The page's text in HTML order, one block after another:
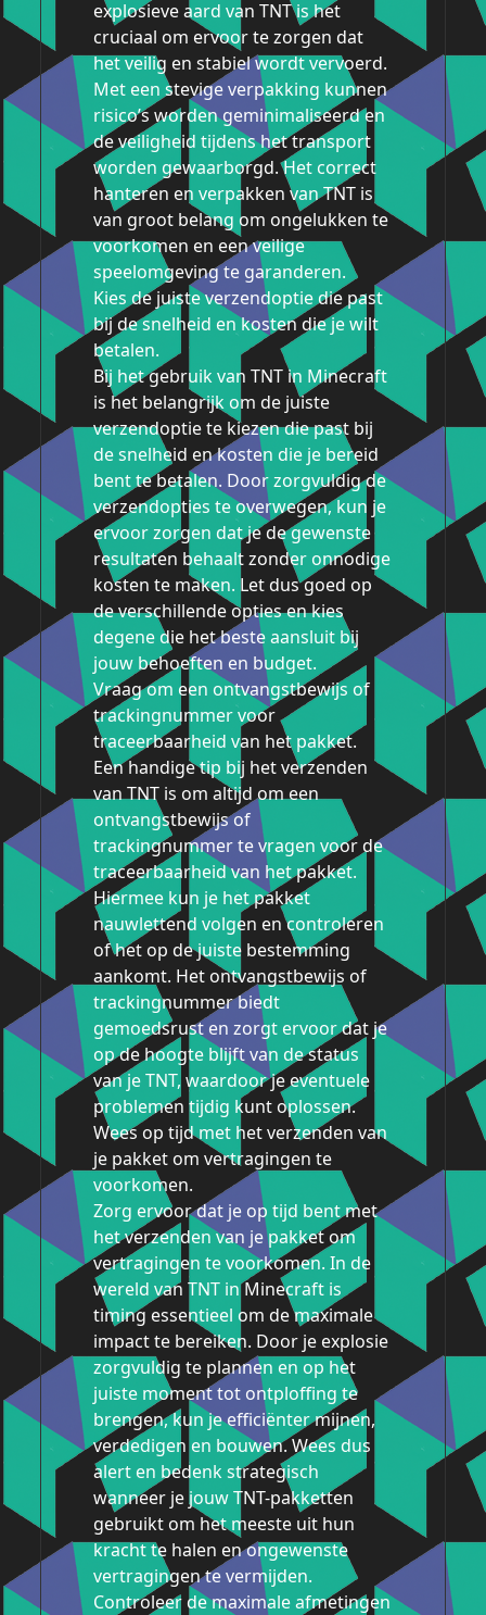
explosieve aard van TNT is het
cruciaal om ervoor te zorgen dat
het veilig en stabiel wordt vervoerd.
Met een stevige verpakking kunnen
risico’s worden geminimaliseerd en
de veiligheid tijdens het transport
worden gewaarborgd. Het correct
hanteren en verpakken van TNT is
van groot belang om ongelukken te
voorkomen en een veilige
speelomgeving te garanderen.
Kies de juiste verzendoptie die past
bij de snelheid en kosten die je wilt
betalen.
Bij het gebruik van TNT in Minecraft
is het belangrijk om de juiste
verzendoptie te kiezen die past bij
de snelheid en kosten die je bereid
bent te betalen. Door zorgvuldig de
verzendopties te overwegen, kun je
ervoor zorgen dat je de gewenste
resultaten behaalt zonder onnodige
kosten te maken. Let dus goed op
de verschillende opties en kies
degene die het beste aansluit bij
jouw behoeften en budget.
Vraag om een ontvangstbewijs of
trackingnummer voor
traceerbaarheid van het pakket.
Een handige tip bij het verzenden
van TNT is om altijd om een
ontvangstbewijs of
trackingnummer te vragen voor de
traceerbaarheid van het pakket.
Hiermee kun je het pakket
nauwlettend volgen en controleren
of het op de juiste bestemming
aankomt. Het ontvangstbewijs of
trackingnummer biedt
gemoedsrust en zorgt ervoor dat je
op de hoogte blijft van de status
van je TNT, waardoor je eventuele
problemen tijdig kunt oplossen.
Wees op tijd met het verzenden van
je pakket om vertragingen te
voorkomen.
Zorg ervoor dat je op tijd bent met
het verzenden van je pakket om
vertragingen te voorkomen. In de
wereld van TNT in Minecraft is
timing essentieel om de maximale
impact te bereiken. Door je explosie
zorgvuldig te plannen en op het
juiste moment tot ontploffing te
brengen, kun je efficiënter mijnen,
verdedigen en bouwen. Wees dus
alert en bedenk strategisch
wanneer je jouw TNT-pakketten
gebruikt om het meeste uit hun
kracht te halen en ongewenste
vertragingen te vermijden.
Controleer de maximale afmetingen